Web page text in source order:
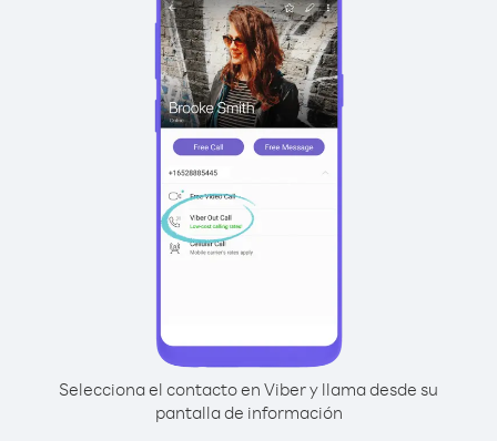
Selecciona el contacto en Viber y llama desde su
pantalla de información